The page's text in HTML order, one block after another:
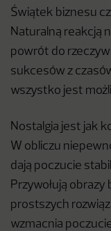
Świątek biznesu
Naturalną reakcją
powrót do
sukcesów z
wszystko jest
Nostalgia jest jak
W obliczu
dają poczucie
Przywołują obrazy
prostszych
wzmacnia